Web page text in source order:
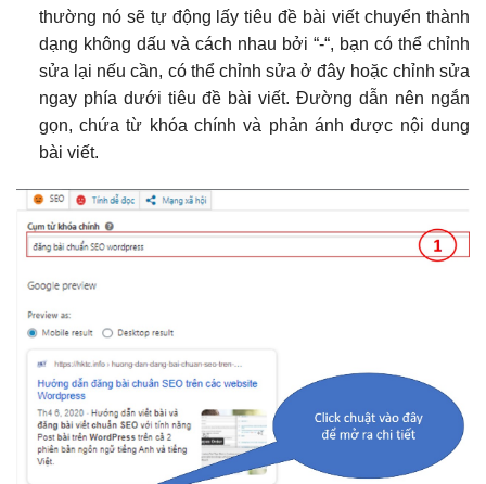
thường nó sẽ tự động lấy tiêu đề bài viết chuyển thành
dạng không dấu và cách nhau bởi “-“, bạn có thể chỉnh
sửa lại nếu cần, có thể chỉnh sửa ở đây hoặc chỉnh sửa
ngay phía dưới tiêu đề bài viết. Đường dẫn nên ngắn
gọn, chứa từ khóa chính và phản ánh được nội dung
bài viết.